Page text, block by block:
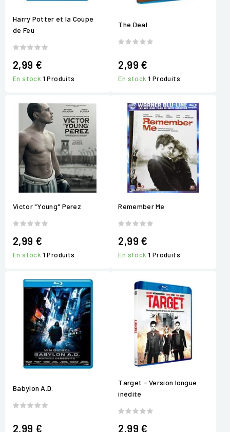
Harry Potter et la Coupe
de Feu
2,99 €
En stock 1 Produits
The Deal
2,99 €
En stock1 Produits
Victor "Young" Perez
2,99 €
En stock 1 Produits
Remember Me
2,99 €
En stock1 Produits
Babylon A.D.
2,99 €
Target - Version longue
inédite
2,99 €